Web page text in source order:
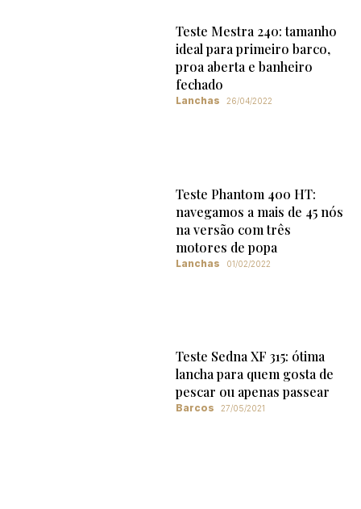
Teste Mestra 240: tamanho
ideal para primeiro barco,
proa aberta e banheiro
fechado
Lanchas 26/04/2022
Teste Phantom 400 HT:
navegamos a mais de 45 nós
na versão com três
motores de popa
Lanchas 01/02/2022
Teste Sedna XF 315: ótima
lancha para quem gosta de
pescar ou apenas passear
Barcos 27/05/2021